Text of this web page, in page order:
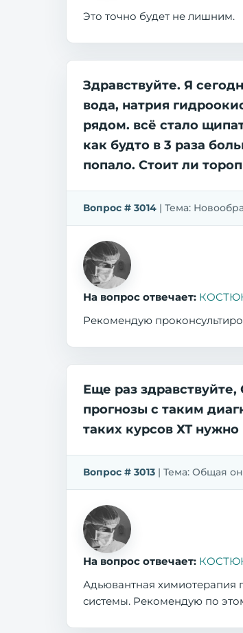
Это точно будет не лишним.
Здравствуйте. Я
вода, натрия
рядом. всё стало
как будто в 3 раза
попало. Стоит ли
Вопрос # 3014 | Тема:
На вопрос отвечает:
Рекомендую
Еще раз
прогнозы с таким
таких курсов ХТ
Вопрос # 3013 | Тема: Общая
На вопрос отвечает:
Адьювантная химиотерапия
системы. Рекомендую по